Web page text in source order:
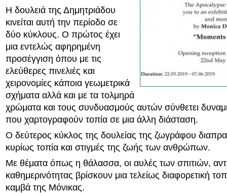
Η δουλειά της Δημητριάδου
κινείται αυτή την περίοδο σε
δύο κύκλους. Ο πρώτος έχει
μια εντελώς αφηρημένη
προσέγγιση όπου με τις
ελεύθερες πινελιές και
χειρονομίες κάποια γεωμετρικά
σχήματα αλλά και με τα τολμηρά
χρώματα και τους συνδυασμούς αυτών σύνθετει
που χαρτογραφούν τοπία σε μια άλλη διάσταση.
Ο δεύτερος κύκλος της δουλείας της ζωγράφου
κυρίως τοπία και στιγμές της ζωής των ανθρώπων.
Με θέματα όπως η θάλασσα, οι αυλές των σπιτιών,
καθημερινότητας βρίσκουν μια τελείως διαφορετική
καμβά της Μόνικας.